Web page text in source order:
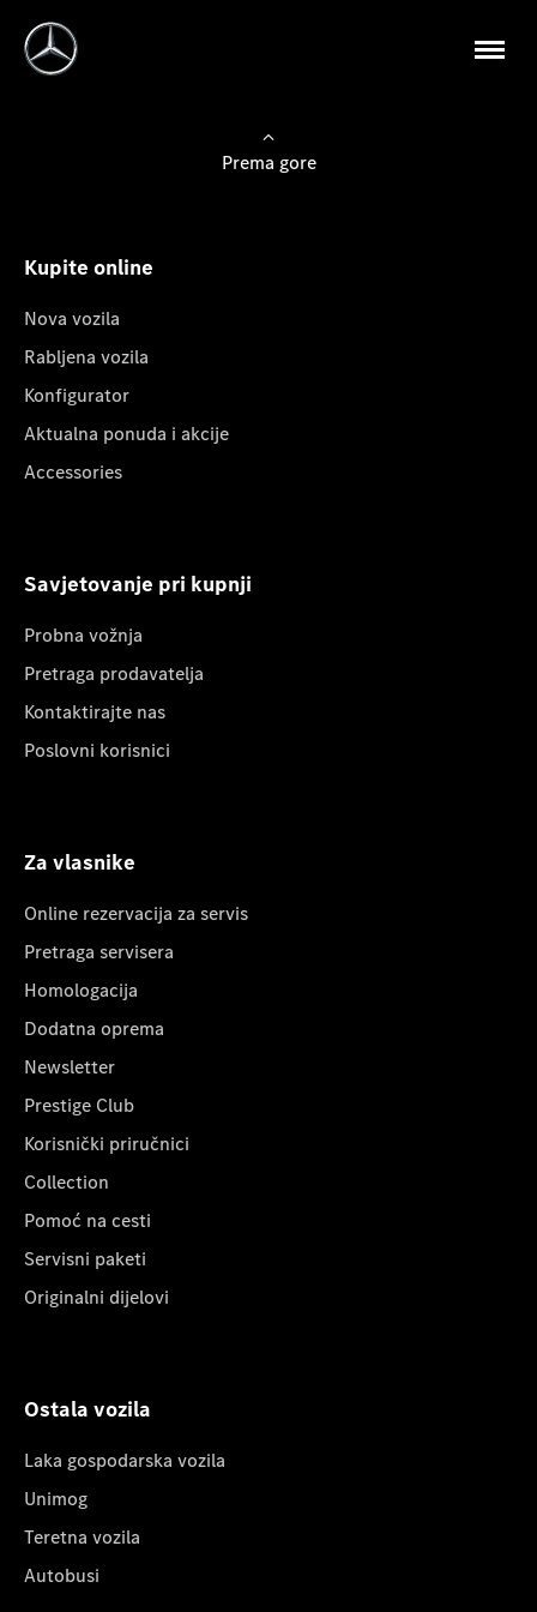
Prema gore
Kupite online
Nova vozila
Rabljena vozila
Konfigurator
Aktualna ponuda i akcije
Accessories
Savjetovanje pri kupnji
Probna vožnja
Pretraga prodavatelja
Kontaktirajte nas
Poslovni korisnici
Za vlasnike
Online rezervacija za servis
Pretraga servisera
Homologacija
Dodatna oprema
Newsletter
Prestige Club
Korisnički priručnici
Collection
Pomoć na cesti
Servisni paketi
Originalni dijelovi
Ostala vozila
Laka gospodarska vozila
Unimog
Teretna vozila
Autobusi